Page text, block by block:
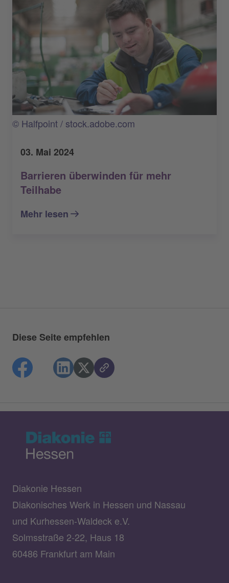
© Halfpoint / stock.adobe.com
03. Mai 2024
Barrieren überwinden für mehr
Teilhabe
Mehr lesen
Diese Seite empfehlen
Diakonie Hessen
Diakonisches Werk in Hessen und Nassau
und Kurhessen-Waldeck e.V.
Solmsstraße 2-22, Haus 18
60486 Frankfurt am Main